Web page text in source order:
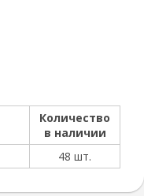
Количество
в наличии
48 шт.